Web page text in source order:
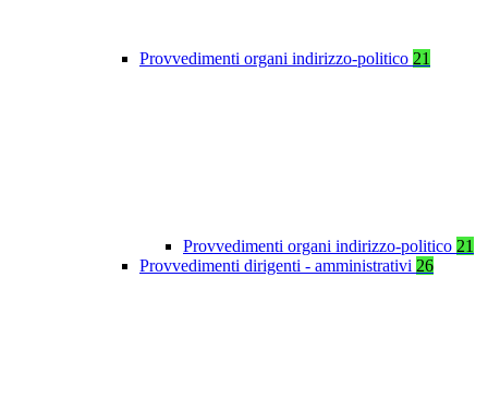
Provvedimenti organi indirizzo-politico 21
Provvedimenti organi indirizzo-politico 21
Provvedimenti dirigenti - amministrativi 26